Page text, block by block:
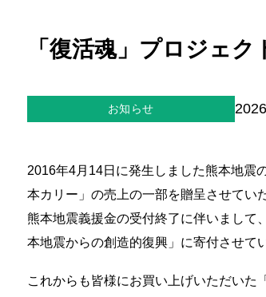
「復活魂」プロジェ
お知らせ
2016年4月14日に発生しました熊本地震
本カリー」の売上の一部を贈呈させてい
熊本地震義援金の受付終了に伴いまして
本地震からの創造的復興」に寄付させて
これからも皆様にお買い上げいただいた